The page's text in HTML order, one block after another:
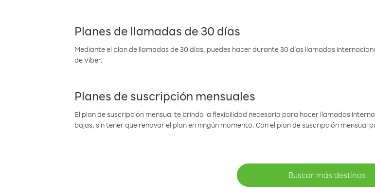
Planes de llamadas de 30 días
Mediante el plan de llamadas de 30 días, puedes hacer durante 30 días llamadas
de Viber.
Planes de suscripción mensuales
El plan de suscripción mensual te brinda la flexibilidad necesaria para hacer llamadas
bajas, sin tener que renovar el plan en ningún momento. Con el plan de suscripción mensual
Buscar más destinos